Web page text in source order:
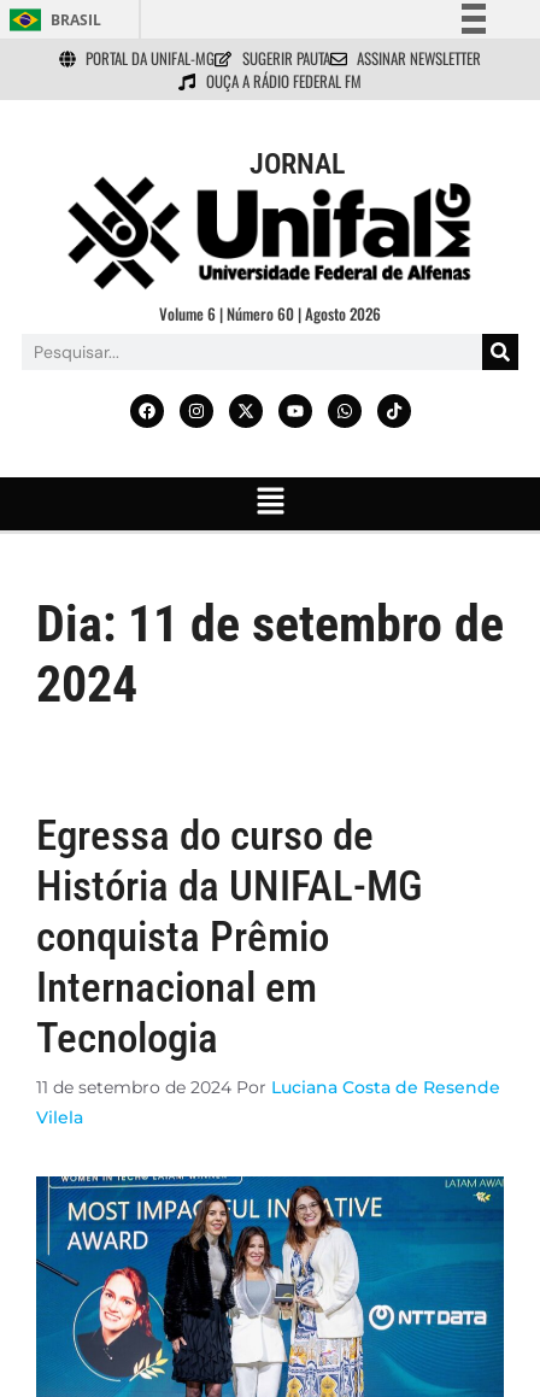
BRASIL
Simplifique!
Comunica BR
Acesso à informação
Legislação
Canais
PORTAL DA UNIFAL-MG SUGERIR PAUTA
ASSINAR NEWSLETTER
OUÇA A RÁDIO FEDERAL FM
JORNAL
Volume 6 | Número 60 | Agosto 2026
Dia: 11 de setembro de
2024
Egressa do curso de
História da UNIFAL-MG
conquista Prêmio
Internacional em
Tecnologia
11 de setembro de 2024 Por Luciana Costa de Resende
Vilela